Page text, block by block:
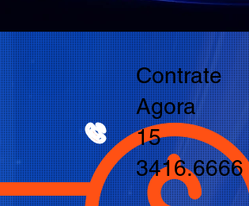
Contrate
Agora
15
3416.6666